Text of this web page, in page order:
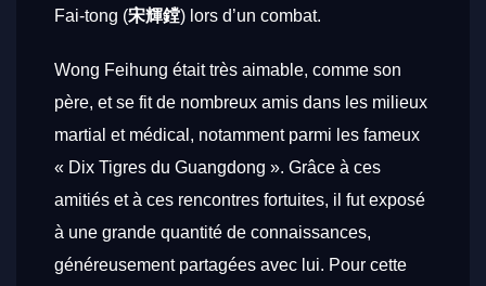
Fai-tong (宋輝鏜) lors d’un combat.
Wong Feihung était très aimable, comme son
père, et se fit de nombreux amis dans les milieux
martial et médical, notamment parmi les fameux
« Dix Tigres du Guangdong ». Grâce à ces
amitiés et à ces rencontres fortuites, il fut exposé
à une grande quantité de connaissances,
généreusement partagées avec lui. Pour cette